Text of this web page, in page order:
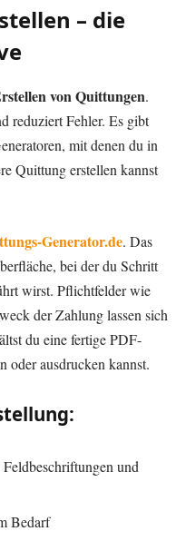
– die
von Quittungen.
reduziert Fehler. Es gibt
mit denen du in
Quittung erstellen kannst
Generator.de. Das
bei der du Schritt
wirst. Pflichtfelder wie
der Zahlung lassen sich
du eine fertige PDF-
oder ausdrucken kannst.
und
Bedarf